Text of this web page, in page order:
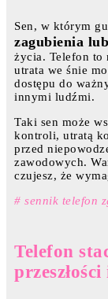
Sen, w którym
zagubienia
życia. Telefon to
utrata we śnie
dostępu do
innymi ludźmi.
Taki sen może
kontroli, utratą
przed
zawodowych.
czujesz, że
# sennik telefon
Telefon